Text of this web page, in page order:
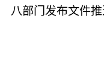
八部门发布文件